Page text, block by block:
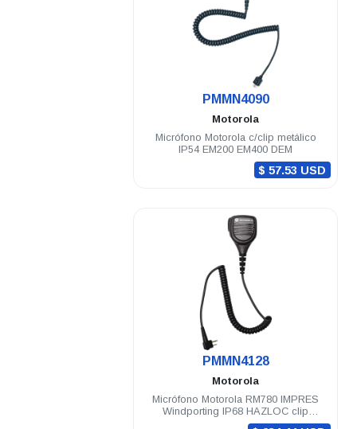
PMMN4090
Motorola
Micrófono Motorola c/clip metálico
IP54 EM200 EM400 DEM
$ 57.53 USD
PMMN4128
Motorola
Micrófono Motorola RM780 IMPRES
Windporting IP68 HAZLOC clip
giratorio R7 ION